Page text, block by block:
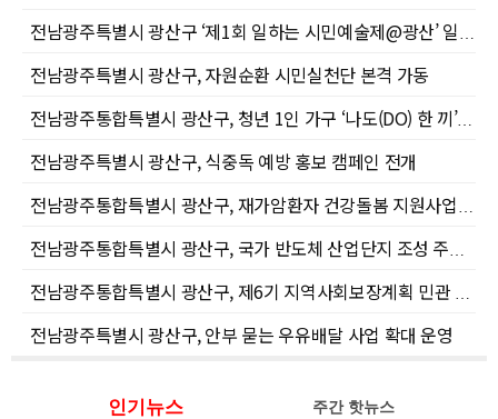
전남광주특별시 광산구 ‘제1회 일하는 시민예술제@광산’ 일터의 시민 작품전 개최
전남광주특별시 광산구, 자원순환 시민실천단 본격 가동
전남광주통합특별시 광산구, 청년 1인 가구 ‘나도(DO) 한 끼’ 영양 교육 프로그램 운영
전남광주특별시 광산구, 식중독 예방 홍보 캠페인 전개
전남광주통합특별시 광산구, 재가암환자 건강돌봄 지원사업 추진
전남광주통합특별시 광산구, 국가 반도체 산업단지 조성 주민 공론장 개최
전남광주통합특별시 광산구, 제6기 지역사회보장계획 민관 합동 연수 개최
전남광주특별시 광산구, 안부 묻는 우유배달 사업 확대 운영
인기뉴스 주간 핫뉴스